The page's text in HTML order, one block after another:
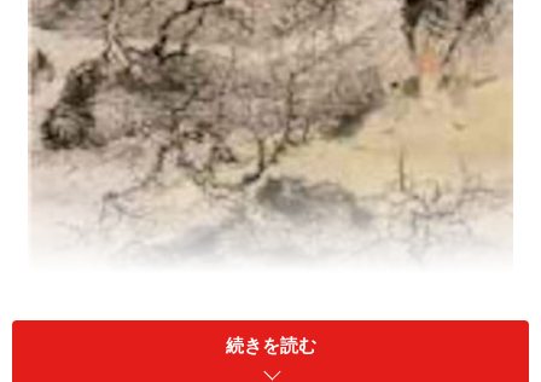
続きを読む